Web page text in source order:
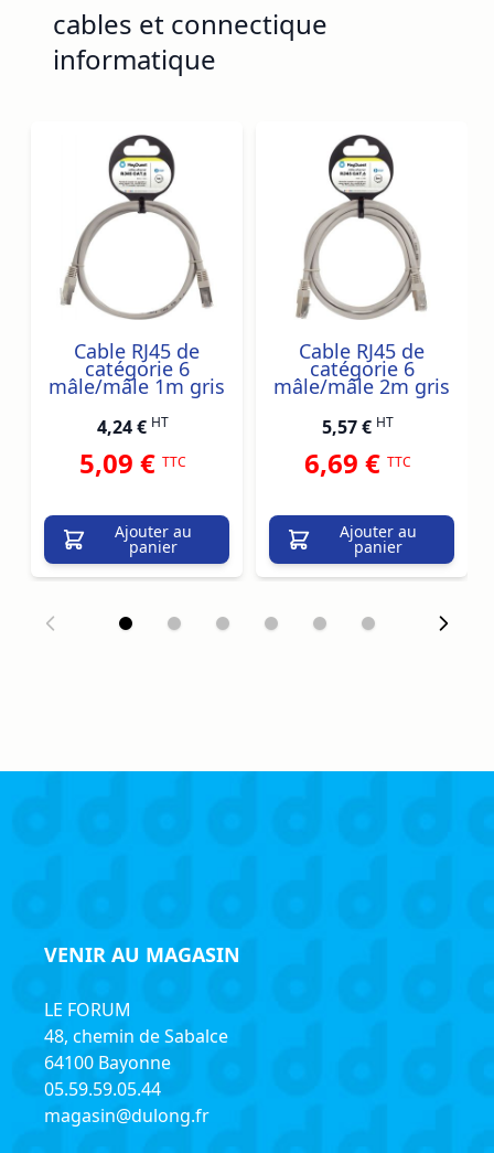
cables et connectique
informatique
Navigating through the elements of the carousel is
Press to skip carousel
Press to go to carousel navigation
Cable RJ45 de
catégorie 6
mâle/mâle 1m gris
4,24 € HT
5,09 € TTC
Ajouter au
panier
Cable RJ45 de
catégorie 6
mâle/mâle 2m gris
5,57 € HT
6,69 € TTC
Ajouter au
panier
VENIR AU MAGASIN
LE FORUM
48, chemin de Sabalce
64100 Bayonne
05.59.59.05.44
magasin@dulong.fr